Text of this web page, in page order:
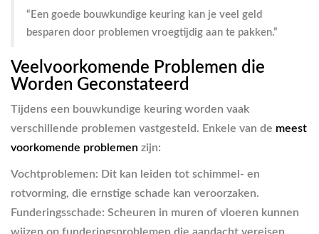
“Een goede bouwkundige keuring kan je veel geld
besparen door problemen vroegtijdig aan te pakken.”
Veelvoorkomende Problemen die
Worden Geconstateerd
Tijdens een bouwkundige keuring worden vaak
verschillende problemen vastgesteld. Enkele van de meest
voorkomende problemen zijn:
Vochtproblemen: Dit kan leiden tot schimmel- en
rotvorming, die ernstige schade kan veroorzaken.
Funderingsschade: Scheuren in muren of vloeren kunnen
wijzen op funderingsproblemen die aandacht vereisen.